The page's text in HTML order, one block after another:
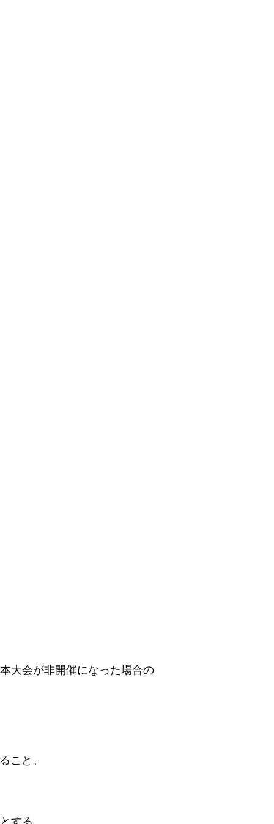
本大会が非開催になった場合の
こと。
する。